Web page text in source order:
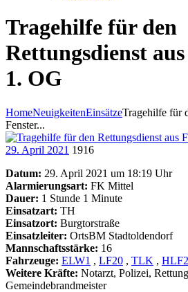
Tragehilfe für den
Rettungsdienst
1. OG
HomeNeuigkeitenEinsätzeTragehilfe für
Fenster...
29. April 2021 1916
Datum: 29. April 2021 um 18:19 Uhr
Alarmierungsart: FK Mittel
Dauer: 1 Stunde 1 Minute
Einsatzart: TH
Einsatzort: Burgtorstraße
Einsatzleiter: OrtsBM Stadtoldendorf
Mannschaftsstärke: 16
Fahrzeuge: ELW1 , LF20 , TLK ,
Weitere Kräfte: Notarzt, Polizei,
Gemeindebrandmeister